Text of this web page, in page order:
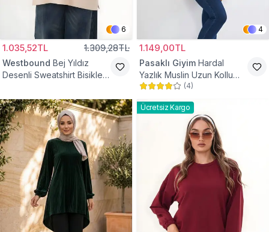
6
1.035,52TL 1.309,28TL
Westbound Bej Yıldız
Desenli Sweatshirt Bisiklet
4
1.149,00TL
Pasaklı Giyim Hardal
Yazlık Muslin Uzun Kollu
Hakim Yaka Cepli Tesettür
(4)
Ücretsiz Kargo